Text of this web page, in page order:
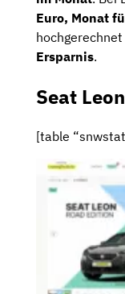
Euro, Monat
Ersparnis.
Seat
[table